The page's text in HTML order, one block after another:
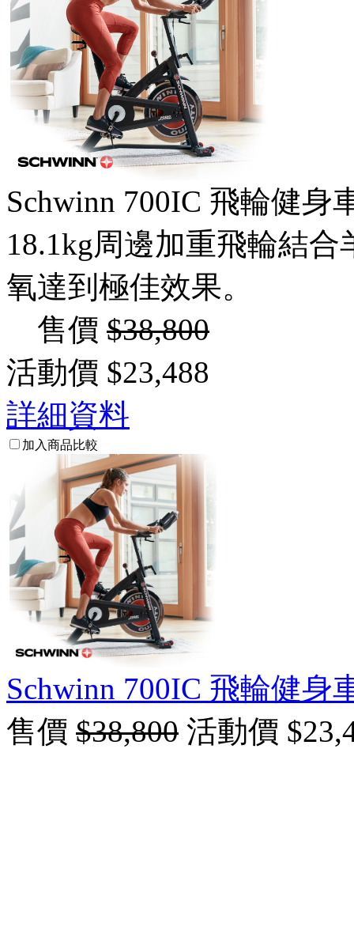
Schwinn 700IC 飛輪健身
18.1kg周邊加重飛輪結
氧達到極佳效果。
售價 $38,800
活動價 $23,488
詳細資料
加入商品比較
Schwinn 700IC 飛輪健身
售價 $38,800 活動價